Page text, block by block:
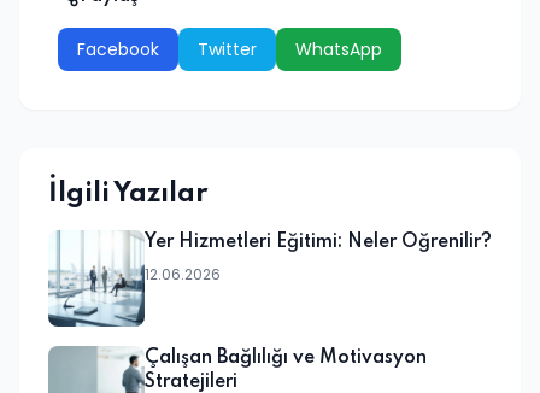
Facebook Twitter WhatsApp
İlgili Yazılar
Yer Hizmetleri Eğitimi: Neler Öğrenilir?
12.06.2026
Çalışan Bağlılığı ve Motivasyon
Stratejileri